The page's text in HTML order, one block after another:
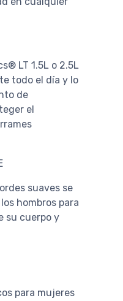
LT 1.5L o 2.5L
todo el día y lo
de
el
suaves se
hombros para
su cuerpo y
para mujeres